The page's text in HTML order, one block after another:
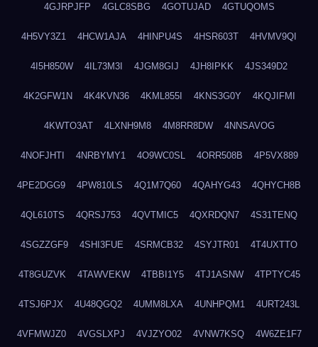
4GJRPJFP 4GLC8SBG 4GOTUJAD 4GTUQOMS
4H5VY3Z1 4HCW1AJA 4HINPU4S 4HSR603T 4HVMV9QI
4I5H850W 4IL73M3I 4JGM8GIJ 4JH8IPKK 4JS349D2
4K2GFW1N 4K4KVN36 4KML855I 4KNS3G0Y 4KQJIFMI
4KWTO3AT 4LXNH9M8 4M8RR8DW 4NNSAVOG
4NOFJHTI 4NRBYMY1 4O9WC0SL 4ORR508B 4P5VX889
4PE2DGG9 4PW810LS 4Q1M7Q60 4QAHYG43 4QHYCH8B
4QL610TS 4QRSJ753 4QVTMIC5 4QXRDQN7 4S31TENQ
4SGZZGF9 4SHI3FUE 4SRMCB32 4SYJTR01 4T4UXTTO
4T8GUZVK 4TAWVEKW 4TBBI1Y5 4TJ1ASNW 4TPTYC45
4TSJ6PJX 4U48QGQ2 4UMM8LXA 4UNHPQM1 4URT243L
4VFMWJZ0 4VGSLXPJ 4VJZYO02 4VNW7KSQ 4W6ZE1F7